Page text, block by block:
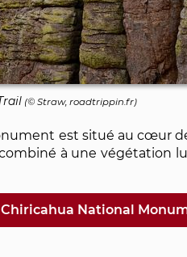
(© Straw, roadtrippin.fr)
est situé au cœur
à une végétation
National